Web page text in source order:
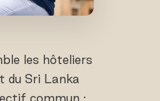
les hôteliers
du Sri Lanka
commun :